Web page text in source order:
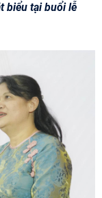
biểu tại buổi lễ